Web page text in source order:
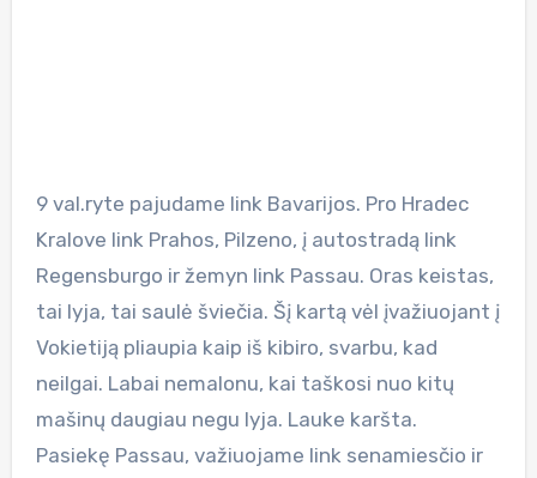
9 val.ryte pajudame link Bavarijos. Pro Hradec
Kralove link Prahos, Pilzeno, į autostradą link
Regensburgo ir žemyn link Passau. Oras keistas,
tai lyja, tai saulė šviečia. Šį kartą vėl įvažiuojant į
Vokietiją pliaupia kaip iš kibiro, svarbu, kad
neilgai. Labai nemalonu, kai taškosi nuo kitų
mašinų daugiau negu lyja. Lauke karšta.
Pasiekę Passau, važiuojame link senamiesčio ir